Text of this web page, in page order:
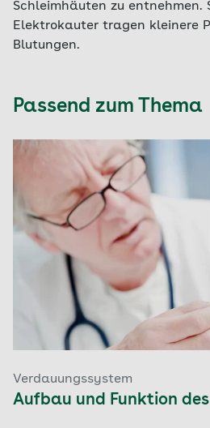
Schleimhäuten zu entnehmen.
Elektrokauter tragen kleinere
Blutungen.
Passend zum Thema
Verdauungssystem
Aufbau und Funktion